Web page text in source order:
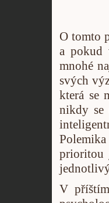
O tomto
a pokud
mnohé
svých
která se
nikdy se
prioritou
V